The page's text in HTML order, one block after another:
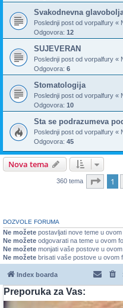
Svakodnevna
Poslednji post od vorpalfury «
Odgovora: 12
SUJEVERAN
Poslednji post od vorpalfury «
Odgovora: 6
Stomatologija
Poslednji post od vorpalfury «
Odgovora: 10
Sta se podrazumeva
Poslednji post od vorpalfury «
Odgovora: 45
Nova tema
360 tema 1
DOZVOLE FORUMA
Ne možete postavljati nove teme u
Ne možete odgovarati na teme u ovom
Ne možete monjati vaše postove u
Ne možete brisati vaše postove u ovom
Index boarda
Preporuka za Vas: